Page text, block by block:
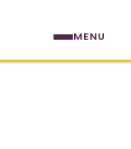
MENU